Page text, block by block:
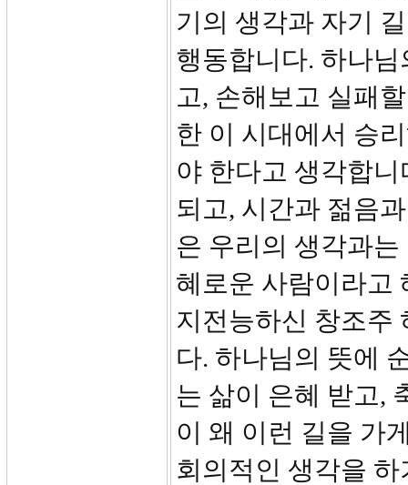
기의 생각과 자기
행동합니다. 하나
고, 손해보고 실패
한 이 시대에서 승
야 한다고 생각합
되고, 시간과 젊음
은 우리의 생각과
혜로운 사람이라고
지전능하신 창조주
다. 하나님의 뜻에
는 삶이 은혜 받고,
이 왜 이런 길을 가
회의적인 생각을